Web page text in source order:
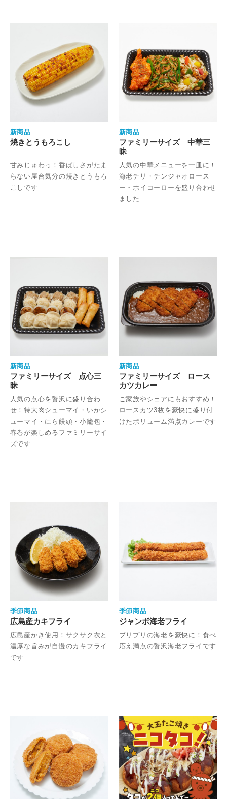
新商品
焼きとうもろこし
甘みじゅわっ！香ばしさがたま
らない屋台気分の焼きとうもろ
こしです
新商品
ファミリーサイズ 中華三
昧
人気の中華メニューを一皿に！
海老チリ・チンジャオロース
ー・ホイコーローを盛り合わせ
ました
新商品
ファミリーサイズ 点心三
昧
人気の点心を贅沢に盛り合わ
せ！特大肉シューマイ・いかシ
ューマイ・にら饅頭・小籠包・
春巻が楽しめるファミリーサイ
ズです
新商品
ファミリーサイズ ロース
カツカレー
ご家族やシェアにもおすすめ！
ロースカツ3枚を豪快に盛り付
けたボリューム満点カレーです
季節商品
広島産カキフライ
広島産かき使用！サクサク衣と
濃厚な旨みが自慢のカキフライ
です
季節商品
ジャンボ海老フライ
プリプリの海老を豪快に！食べ
応え満点の贅沢海老フライです